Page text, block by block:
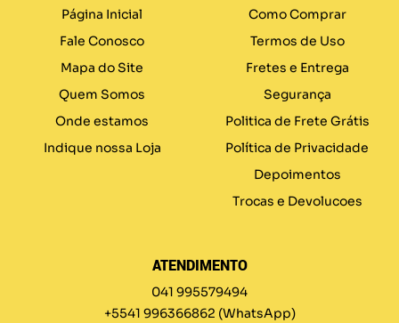
Página Inicial
Fale Conosco
Mapa do Site
Quem Somos
Onde estamos
Indique nossa Loja
Como Comprar
Termos de Uso
Fretes e Entrega
Segurança
Politica de Frete Grátis
Política de Privacidade
Depoimentos
Trocas e Devolucoes
ATENDIMENTO
041 995579494
+5541 996366862 (WhatsApp)